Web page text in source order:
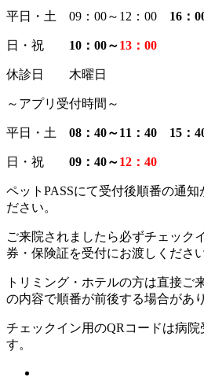
平日・土 09：00～12：00 16：
日・祝 10：00～13：00
休診日 木曜日
～アプリ受付時間～
平日・土 08：40～11：40 15：
日・祝 09：40～12：40
ペットPASSにて受付後順番の通知
ださい。
ご来院されましたら必ずチェック
券・保険証を受付にお渡しください
トリミング・ホテルの方は直接ご
の内容で順番が前後する場合があ
チェックイン用のQRコードは病院
す。